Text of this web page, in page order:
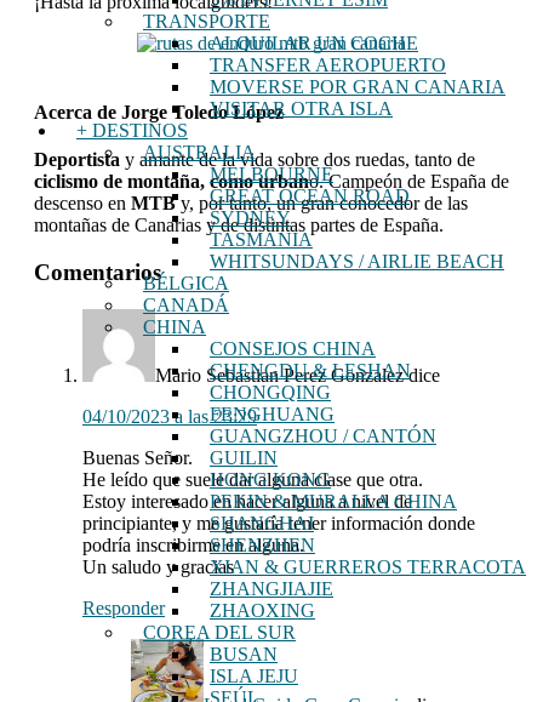
TRANSPORTE
ALQUILAR UN COCHE
TRANSFER AEROPUERTO
MOVERSE POR GRAN CANARIA
VISITAR OTRA ISLA
+ DESTINOS
AUSTRALIA
MELBOURNE
GREAT OCEAN ROAD
SYDNEY
TASMANIA
WHITSUNDAYS / AIRLIE BEACH
BÉLGICA
CANADÁ
CHINA
CONSEJOS CHINA
CHENGDU & LESHAN
CHONGQING
FENGHUANG
GUANGZHOU / CANTÓN
GUILIN
HONG KONG
PEKIN & MURALLA CHINA
SHANGHAI
SHENZHEN
XIAN & GUERREROS TERRACOTA
ZHANGJIAJIE
ZHAOXING
COREA DEL SUR
BUSAN
ISLA JEJU
SEÚL
Acerca de Jorge Toledo López
Deportista y amante de la vida sobre dos ruedas, tanto de
ciclismo de montaña, como urbano. Campeón de España de
descenso en MTBy, por tanto, un gran conocedor de las
montañas de Canarias y de distintas partes de España.
Interacciones
lectores
Comentarios
Mario Sebastian Perez Gonzalez dice
04/10/2023 a las 23:29
Buenas Señor.
He leído que suele dar alguna clase que otra.
Estoy interesado en hacer alguna a nivel de
principiante, y me gustaría tener información donde
podría inscribirme en alguna.
Un saludo y gracias
Responder